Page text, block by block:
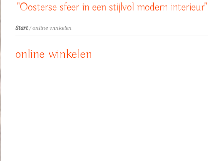
"Oosterse sfeer in een stijlvol modern interieur"
Start/ online winkelen
online winkelen